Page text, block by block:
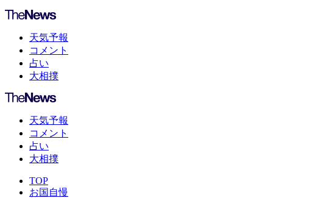
天気予報
コメント
占い
大相撲
天気予報
コメント
占い
大相撲
TOP
お国自慢